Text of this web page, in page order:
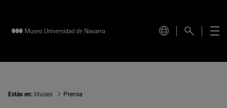
Estás en: Museo Prensa